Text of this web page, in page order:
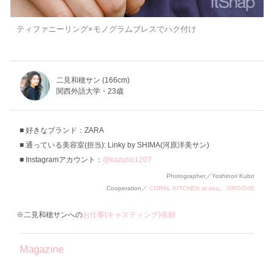
ティファニーリング×モノグラムブレスでハク付け
二見和穂サン (166cm)
関西外語大学・23歳
好きなブランド：ZARA
通っている美容室(担当): Linky by SHIMA(河原洋美サン)
Instagramアカウント： @kazuho1207
Photographer／Yoshinori Kubo
Cooperation／ CORAL KITCHEN at sea、 GROOVE
※二見和穂サンへのお仕事(キャスティング)依頼
Magazine